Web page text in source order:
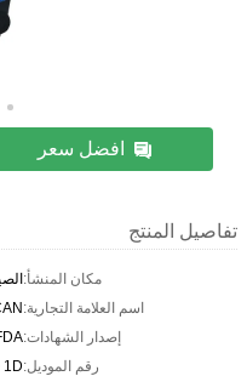
افضل سعر
تفاصيل المنتج
مكان المنشأ:
اسم العلامة التجارية:
إصدار الشهادات:
رقم الموديل:1D